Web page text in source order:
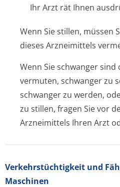
Ihr Arzt rät Ihnen
Wenn Sie stillen, müssen
dieses Arzneimittels
Wenn Sie schwanger
vermuten, schwanger zu
schwanger zu werden,
zu stillen, fragen Sie vor
Arzneimittels Ihren Arzt
Verkehrstüchtig­keit und
Maschinen